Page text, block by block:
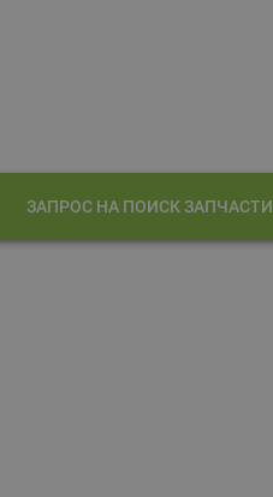
ЗАПРОС НА ПОИСК ЗАПЧАСТИ